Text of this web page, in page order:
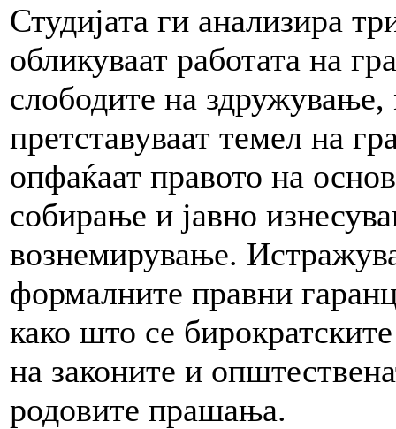
Студијата ги анализира
обликуваат работата на
слободите на
претставуваат темел на
опфаќаат правото на
собирање и јавно
вознемирување.
формалните правни
како што се
на законите и
родовите прашања.